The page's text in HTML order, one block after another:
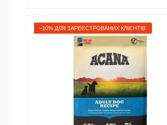
−10% ДЛЯ ЗАРЕЄСТРОВАНИХ КЛІЄНТІВ